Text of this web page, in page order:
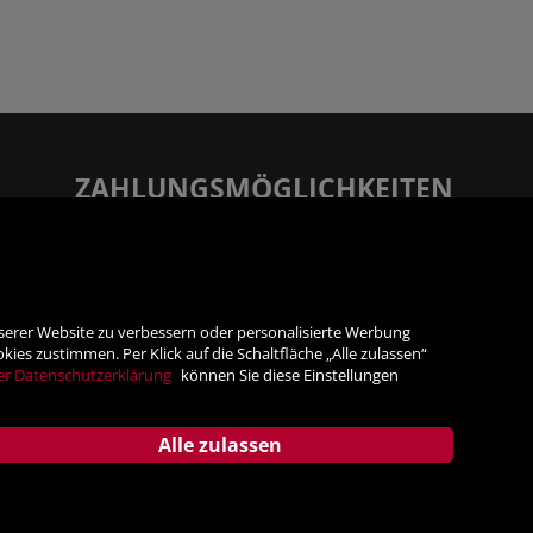
ZAHLUNGSMÖGLICHKEITEN
SICHER ONLINE SHOPPEN!
Website zu verbessern oder personalisierte Werbung
zustimmen. Per Klick auf die Schaltfläche „Alle zulassen“
Datenschutzerklärung können Sie diese Einstellungen
Alle zulassen